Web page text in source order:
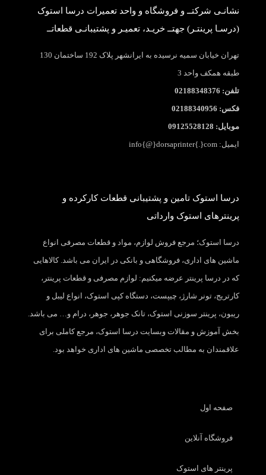
نشانـی شرکتــ و فروشگاه و واحد تعمیرات درسا استوک
(درسـا پرینتـر) جهتــ خریـد، تعمیـر و پشتیبانـی قطعاتــ
تهران خیابان سمیه نرسیده به ایرانشهر پلاک 192 ساختمان 130
طبقه همکف واحد 3
تلفن: 02188348376
فکس: 02188340956
موبایل: 09125528128
ایمیل: info{@}dorsaprinter{.}com
درسا استوک تامین و پشتیبانی قطعات کارکرده و
پرینترهای استوک وارداتی
درسا استوک؛ مرجع فروش لوازم، مواد و قطعات مصرفی انواع
ماشین های اداری، فروشگاهی و بانکی در ایران می باشد. کالاهایی
که در درسا پرینتر عرضه میکنیم: لوازم مصرفی و قطعات پرینتر،
کارتریج، تونر شارژ، چیپست، دستگاه کپی استوک، انواع لیبل و
ریبون، پرینتر سوزنی استوک، تانک جوهر، جوهر، درام و… می باشد.
بخش آموزش و مقالات وبسایت درسا استوک، مرجع کاملی برای
علاقمندان به مطالب تخصصی ماشین های اداری خواهد بود.
صفحه اول
فروشگاه آنلاین
پرینتر های استوک